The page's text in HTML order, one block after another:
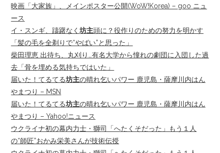
映画「大家族」、メインポスター公開(WoW!Korea) – goo ニュ
ース
イ・スンギ、躊躇なく坊主頭に？役作りのための努力を明かす
「髪の毛を全剃りで“やばい”と思った」
柴田理恵 出待ち、丸刈り…有名大学から憧れの劇団に入団した過
去「骨を埋める気持ちではいた」
届いた！てるてる坊主の晴れ乞いパワー 鹿児島・薩摩川内はん
やまつり – MSN
届いた！てるてる坊主の晴れ乞いパワー 鹿児島・薩摩川内はん
やまつり – Yahoo!ニュース
ウクライナ初の幕内力士・獅司「へたくそだった」もう１人
の“師匠”おかみ栄美さんが技術伝授